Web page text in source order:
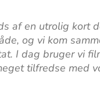
af en utrolig kort
og vi kom
I dag bruger vi
tilfredse med